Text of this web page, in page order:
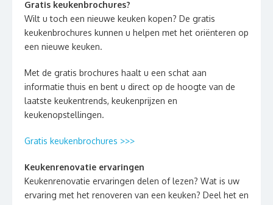
Gratis keukenbrochures?
Wilt u toch een nieuwe keuken kopen? De gratis
keukenbrochures kunnen u helpen met het oriënteren op
een nieuwe keuken.
Met de gratis brochures haalt u een schat aan
informatie thuis en bent u direct op de hoogte van de
laatste keukentrends, keukenprijzen en
keukenopstellingen.
Gratis keukenbrochures >>>
Keukenrenovatie ervaringen
Keukenrenovatie ervaringen delen of lezen? Wat is uw
ervaring met het renoveren van een keuken? Deel het en